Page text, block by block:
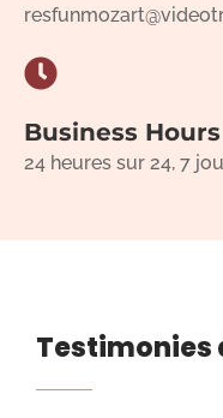
Business Hours
24 heures sur 24, 7
Testimonies